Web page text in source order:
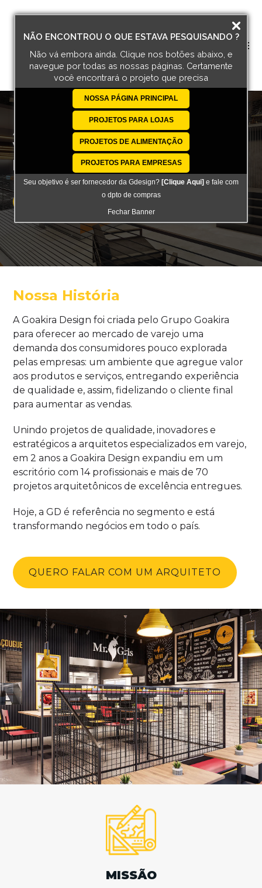
NÃO ENCONTROU O QUE ESTAVA PESQUISANDO ?
Não vá embora ainda. Clique nos botões abaixo, e
navegue por todas as nossas páginas. Certamente
você encontrará o projeto que precisa
NOSSA PÁGINA PRINCIPAL
PROJETOS PARA LOJAS
PROJETOS DE ALIMENTAÇÃO
PROJETOS PARA EMPRESAS
Seu objetivo é ser fornecedor da Gdesign? [Clique Aqui] e fale com
o dpto de compras
Fechar Banner
ARQUITETURAQUE
VENDEE CONECTA
PESSOAS
QUERO FALAR COM UM ARQUITETO
Nossa História
A Goakira Design foi criada pelo Grupo Goakira
para oferecer ao mercado de varejo uma
demanda dos consumidores pouco explorada
pelas empresas: um ambiente que agregue valor
aos produtos e serviços, entregando experiência
de qualidade e, assim, fidelizando o cliente final
para aumentar as vendas.
Unindo projetos de qualidade, inovadores e
estratégicos a arquitetos especializados em varejo,
em 2 anos a Goakira Design expandiu em um
escritório com 14 profissionais e mais de 70
projetos arquitetônicos de excelência entregues.
Hoje, a GD é referência no segmento e está
transformando negócios em todo o país.
QUERO FALAR COM UM ARQUITETO
MISSÃO